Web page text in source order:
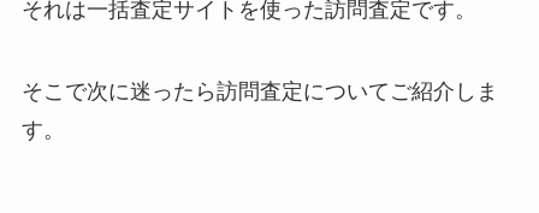
それは一括査定サイトを使った訪問査定です。
そこで次に迷ったら訪問査定についてご紹介しま
す。